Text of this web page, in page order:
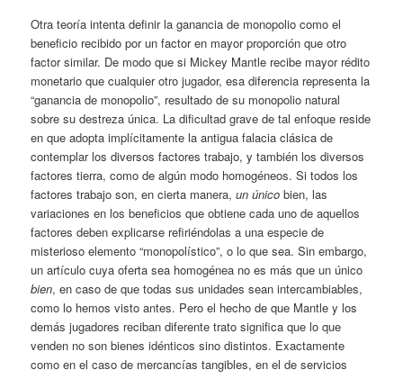
Otra teoría intenta definir la ganancia de monopolio como el
beneficio recibido por un factor en mayor proporción que otro
factor similar. De modo que si Mickey Mantle recibe mayor rédito
monetario que cualquier otro jugador, esa diferencia representa la
“ganancia de monopolio”, resultado de su monopolio natural
sobre su destreza única. La dificultad grave de tal enfoque reside
en que adopta implícitamente la antigua falacia clásica de
contemplar los diversos factores trabajo, y también los diversos
factores tierra, como de algún modo homogéneos. Si todos los
factores trabajo son, en cierta manera,un únicobien, las
variaciones en los beneficios que obtiene cada uno de aquellos
factores deben explicarse refiriéndolas a una especie de
misterioso elemento “monopolístico”, o lo que sea. Sin embargo,
un artículo cuya oferta sea homogénea no es más que un único
bien, en caso de que todas sus unidades sean intercambiables,
como lo hemos visto antes. Pero el hecho de que Mantle y los
demás jugadores reciban diferente trato significa que lo que
venden no son bienes idénticos sino distintos. Exactamente
como en el caso de mercancías tangibles, en el de servicios